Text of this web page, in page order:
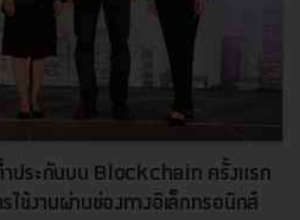
ำประกันบน Blockchain ครั้งแรก
ใช้งานผ่านช่องทางอิเล็กทรอนิกส์